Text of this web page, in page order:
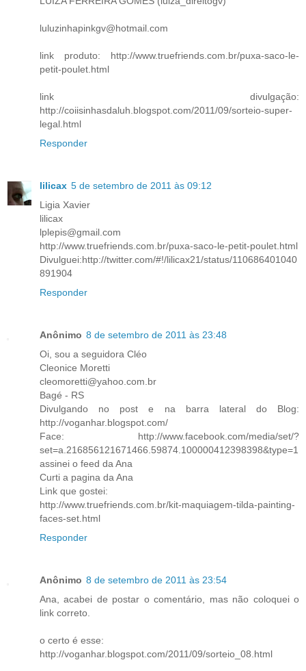
luluzinhapinkgv@hotmail.com
link produto: http://www.truefriends.com.br/puxa-saco-le-
petit-poulet.html
link divulgação:
http://coiisinhasdaluh.blogspot.com/2011/09/sorteio-super-
legal.html
Responder
lilicax 5 de setembro de 2011 às 09:12
Ligia Xavier
lilicax
lplepis@gmail.com
http://www.truefriends.com.br/puxa-saco-le-petit-poulet.html
Divulguei:http://twitter.com/#!/lilicax21/status/110686401040
891904
Responder
Anônimo 8 de setembro de 2011 às 23:48
Oi, sou a seguidora Cléo
Cleonice Moretti
cleomoretti@yahoo.com.br
Bagé - RS
Divulgando no post e na barra lateral do Blog:
http://voganhar.blogspot.com/
Face: http://www.facebook.com/media/set/?
set=a.216856121671466.59874.100000412398398&type=1
assinei o feed da Ana
Curti a pagina da Ana
Link que gostei:
http://www.truefriends.com.br/kit-maquiagem-tilda-painting-
faces-set.html
Responder
Anônimo 8 de setembro de 2011 às 23:54
Ana, acabei de postar o comentário, mas não coloquei o
link correto.
o certo é esse:
http://voganhar.blogspot.com/2011/09/sorteio_08.html